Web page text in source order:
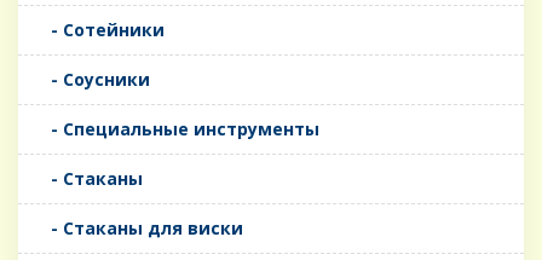
- Сотейники
- Соусники
- Специальные инструменты
- Стаканы
- Стаканы для виски